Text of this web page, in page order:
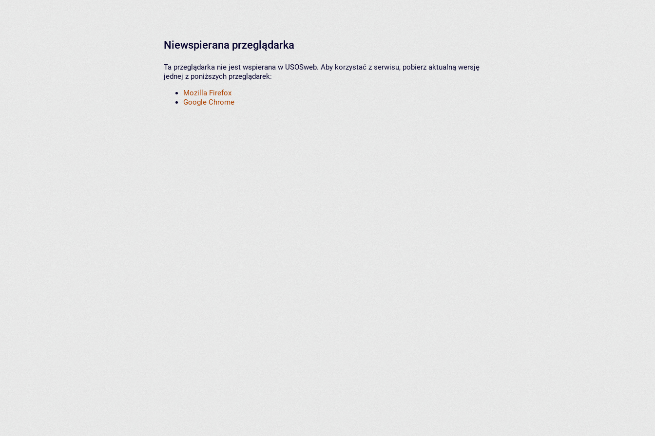
Niewspierana przeglądarka
Ta przeglądarka nie jest wspierana w USOSweb. Aby korzystać z serwisu, pobierz aktualną wersję
jednej z poniższych przeglądarek:
Mozilla Firefox
Google Chrome